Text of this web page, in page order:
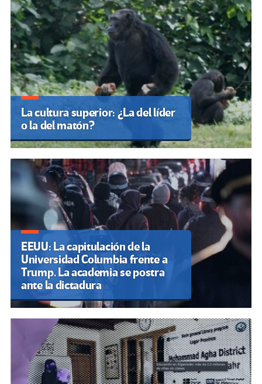
La cultura superior: ¿La del líder
o la del matón?
EEUU: La capitulación de la
Universidad Columbia frente a
Trump. La academia se postra
ante la dictadura